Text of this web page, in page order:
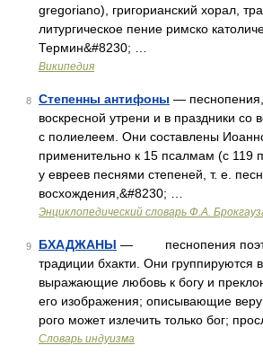
gregoriano), григорианский хорал,
литургическое пение римско
Термин&#8230; …
Википедия
8 Степенны антифоны —
воскресной утрени и в праздники
с полиелеем. Они составлены
применительно к 15 псалмам (с 119
у евреев песнями степеней, т. е.
восхождения,&#8230; …
Энциклопедический словарь Ф.А.
9 БХАДЖАНЫ — песнопения
традиции бхакти. Они группируются
выражающие любовь к богу и
его изображения; описывающие
рого может излечить только бог;
Словарь индуизма